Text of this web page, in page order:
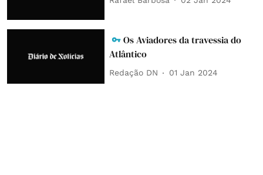
Os Aviadores da travessia do
Atlântico
Redação DN 01 Jan 2024